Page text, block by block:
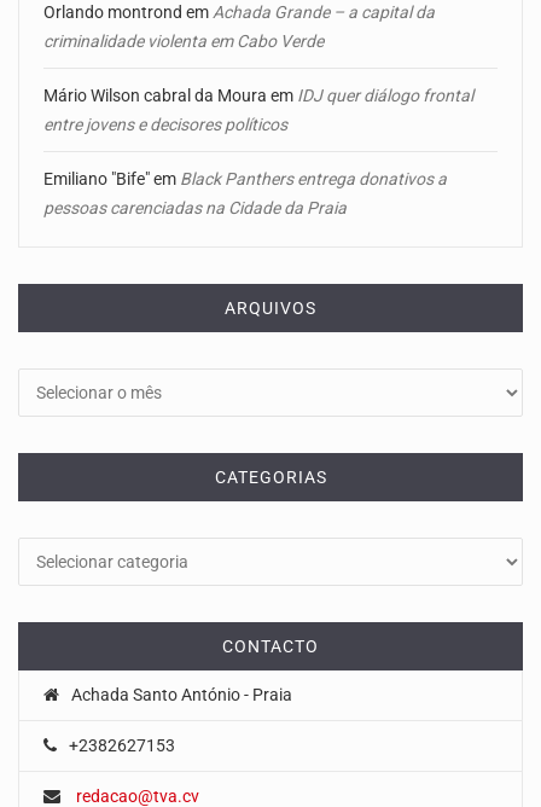
Orlando montrond em Achada Grande – a capital da
criminalidade violenta em Cabo Verde
Mário Wilson cabral da Moura em IDJ quer diálogo frontal
entre jovens e decisores políticos
Emiliano "Bife"em Black Panthers entrega donativos a
pessoas carenciadas na Cidade da Praia
ARQUIVOS
CATEGORIAS
CONTACTO
Achada Santo António - Praia
+2382627153
redacao@tva.cv